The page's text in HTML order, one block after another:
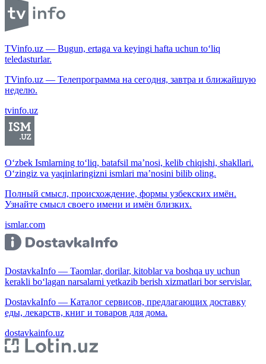
TVinfo.uz — Bugun, ertaga va keyingi hafta uchun to‘liq
teledasturlar.
TVinfo.uz — Телепрограмма на сегодня, завтра и ближайшую
неделю.
tvinfo.uz
O‘zbek Ismlarning to‘liq, batafsil ma’nosi, kelib chiqishi, shakllari.
O‘zingiz va yaqinlaringizni ismlari ma’nosini bilib oling.
Полный смысл, происхождение, формы узбекских имён.
Узнайте смысл своего имени и имён близких.
ismlar.com
DostavkaInfo — Taomlar, dorilar, kitoblar va boshqa uy uchun
kerakli bo‘lagan narsalarni yetkazib berish xizmatlari bor servislar.
DostavkaInfo — Каталог сервисов, предлагающих доставку
еды, лекарств, книг и товаров для дома.
dostavkainfo.uz